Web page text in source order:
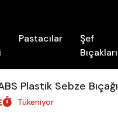
Pastacılar
Şef
Bıçakları
Plastik Sebze Bıçağı
Tükeniyor